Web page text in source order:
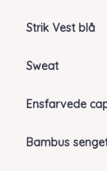
Strik Vest blå
Sweat
Ensfarvede
Bambus